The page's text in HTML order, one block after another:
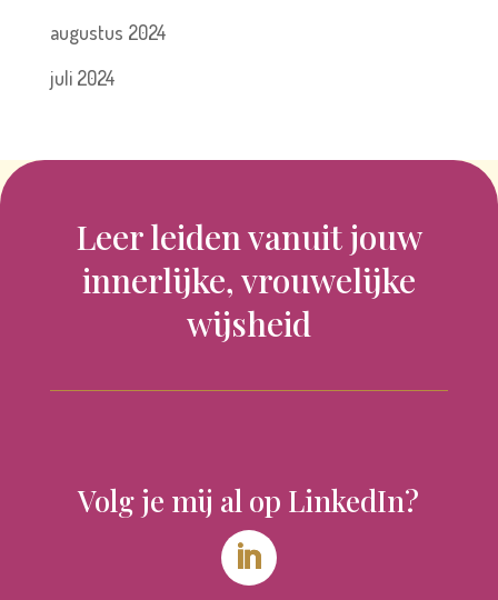
augustus 2024
juli 2024
Leer leiden vanuit jouw
innerlijke, vrouwelijke
wijsheid
Volg je mij al op LinkedIn?